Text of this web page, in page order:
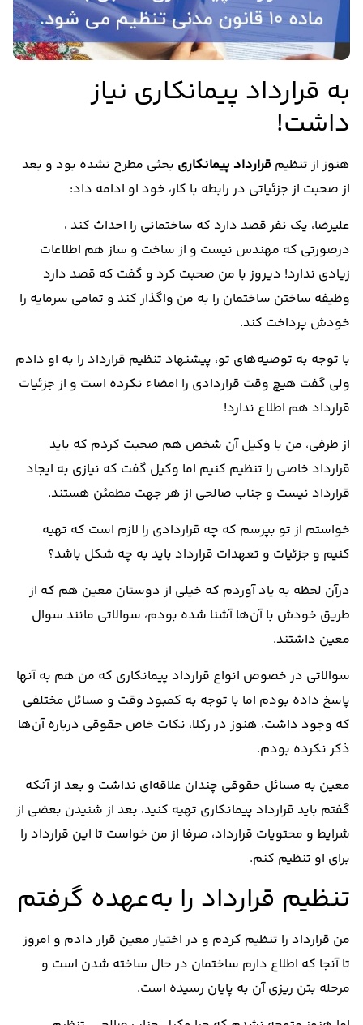
به قرارداد پیمانکاری نیاز
داشت!
هنوز از تنظیم قرارداد پیمانکاری بحثی مطرح نشده بود و بعد
از صحبت از جزئیاتی در رابطه با کار، خود او ادامه داد:
علیرضا، یک نفر قصد دارد که ساختمانی را احداث کند ،
درصورتی که مهندس نیست و از ساخت و ساز هم اطلاعات
زیادی ندارد! دیروز با من صحبت کرد و گفت که قصد دارد
وظیفه ساختن ساختمان را به من واگذار کند و تمامی سرمایه را
خودش پرداخت کند.
با توجه به توصیه‌های تو، پیشنهاد تنظیم قرارداد را به او دادم
ولی گفت هیچ وقت قراردادی را امضاء نکرده است و از جزئیات
قرارداد هم اطلاع ندارد!
از طرفی، من با وکیل آن شخص هم صحبت کردم که باید
قرارداد خاصی را تنظیم کنیم اما وکیل گفت که نیازی به ایجاد
قرارداد نیست و جناب صالحی از هر جهت مطمئن هستند.
خواستم از تو بپرسم که چه قراردادی را لازم است که تهیه
کنیم و جزئیات و تعهدات قرارداد باید به چه شکل باشد؟
درآن لحظه به یاد آوردم که خیلی از دوستان معین هم که از
طریق خودش با آن‌ها آشنا شده بودم، سوالاتی مانند سوال
معین داشتند.
سوالاتی در خصوص انواع‌ قرارداد پیمانکاری که من هم به آنها
پاسخ داده بودم اما با توجه به کمبود وقت و مسائل مختلفی
که وجود داشت، هنوز در رکلا، نکات خاص حقوقی درباره آن‌ها
ذکر نکرده بودم.
معین به مسائل حقوقی چندان علاقه‌ای نداشت و بعد از آنکه
گفتم باید قرارداد پیمانکاری تهیه کنید، بعد از شنیدن بعضی از
شرایط و محتویات قرارداد، صرفا از من خواست تا این قرارداد را
برای او تنظیم کنم.
تنظیم قرارداد را به‌عهده گرفتم
من قرارداد را تنظیم کردم و در اختیار معین قرار دادم و امروز
تا آنجا که اطلاع دارم ساختمان در حال ساخته شدن است و
مرحله بتن ریزی آن به پایان رسیده است.